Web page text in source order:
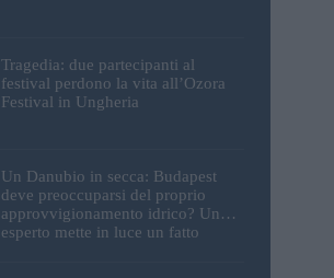
Tragedia: due partecipanti al
festival perdono la vita all’Ozora
Festival in Ungheria
Un Danubio in secca: Budapest
deve preoccuparsi del proprio
approvvigionamento idrico? Un
esperto mette in luce un fatto